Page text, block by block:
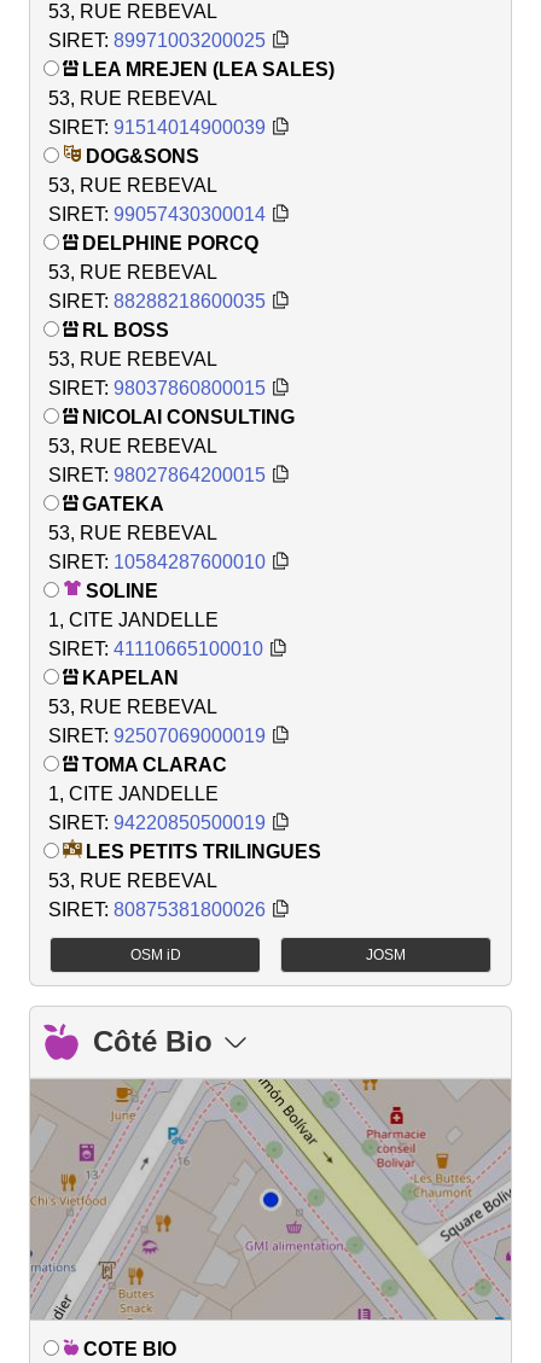
53, RUE REBEVAL
SIRET: 89971003200025
LEA MREJEN (LEA SALES)
53, RUE REBEVAL
SIRET: 91514014900039
DOG&SONS
53, RUE REBEVAL
SIRET: 99057430300014
DELPHINE PORCQ
53, RUE REBEVAL
SIRET: 88288218600035
RL BOSS
53, RUE REBEVAL
SIRET: 98037860800015
NICOLAI CONSULTING
53, RUE REBEVAL
SIRET: 98027864200015
GATEKA
53, RUE REBEVAL
SIRET: 10584287600010
SOLINE
1, CITE JANDELLE
SIRET: 41110665100010
KAPELAN
53, RUE REBEVAL
SIRET: 92507069000019
TOMA CLARAC
1, CITE JANDELLE
SIRET: 94220850500019
LES PETITS TRILINGUES
53, RUE REBEVAL
SIRET: 80875381800026
OSM iD JOSM
Côté Bio
COTE BIO